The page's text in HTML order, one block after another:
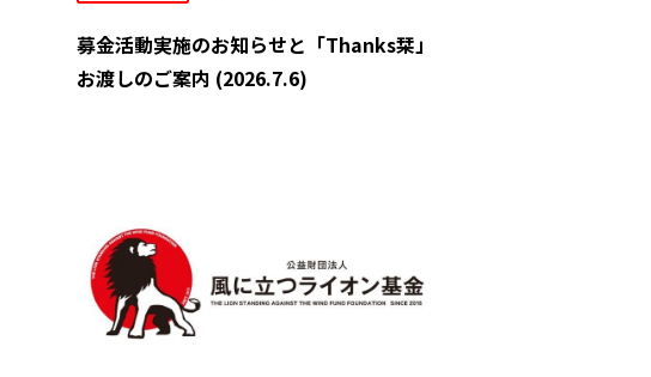
募金活動実施のお知らせと「Thanks栞」
お渡しのご案内 (2026.7.6)